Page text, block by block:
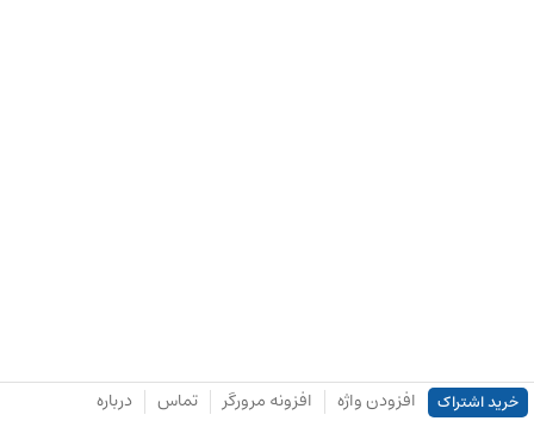
خرید اشتراک افزودن واژه افزونه مرورگر تماس درباره